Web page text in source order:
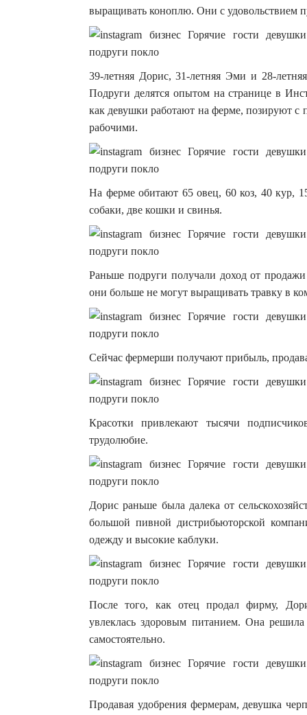
выращивать коноплю. Они с удовольствием
39-летняя Дорис, 31-летняя Эми и 28-
Подруги делятся опытом на странице в
как девушки работают на ферме, позируют
рабочими.
На ферме обитают 65 овец, 60 коз, 40 кур,
собаки, две кошки и свинья.
Раньше подруги получали доход от
они больше не могут выращивать травку в
Сейчас фермерши получают прибыль,
Красотки привлекают тысячи
трудолюбие.
Дорис раньше была далека от
большой пивной дистрибьюторской
одежду и высокие каблуки.
После того, как отец продал фирму,
увлеклась здоровым питанием. Она
самостоятельно.
Продавая удобрения фермерам, девушка